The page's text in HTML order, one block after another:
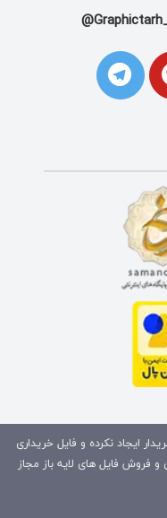
ایجاد نکرده و فایل خریداری
فروش فایل های لایه باز مجاز